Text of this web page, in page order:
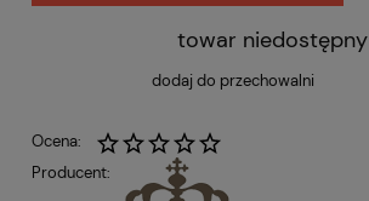
towar niedostępny
dodaj do przechowalni
Ocena:
Producent: